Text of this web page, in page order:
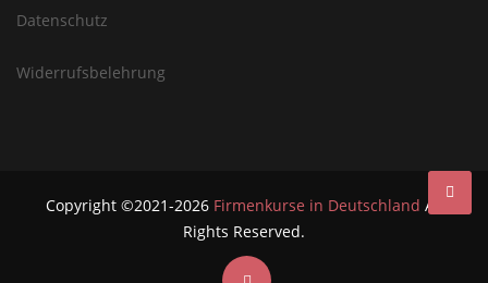
Datenschutz
Widerrufsbelehrung
Copyright ©2021-2026 Firmenkurse in Deutschland All
Rights Reserved.